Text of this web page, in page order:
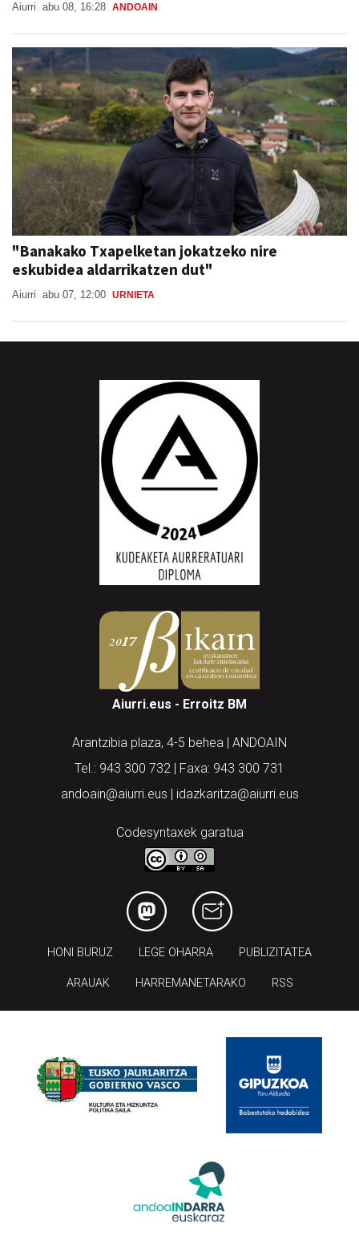
Aiurri abu 08, 16:28 ANDOAIN
"Banakako Txapelketan jokatzeko nire
eskubidea aldarrikatzen dut"
Aiurri abu 07, 12:00 URNIETA
Aiurri.eus - Erroitz BM
Arantzibia plaza, 4-5 behea | ANDOAIN
Tel.: 943 300 732 | Faxa: 943 300 731
andoain@aiurri.eus | idazkaritza@aiurri.eus
Codesyntaxek garatua
HONI BURUZ LEGE OHARRA PUBLIZITATEA
ARAUAK HARREMANETARAKO RSS